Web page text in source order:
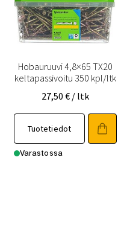
Hobauruuvi 4,8×65 TX20
keltapassivoitu 350 kpl/ltk
27,50 € / ltk
Tuotetiedot
Varastossa